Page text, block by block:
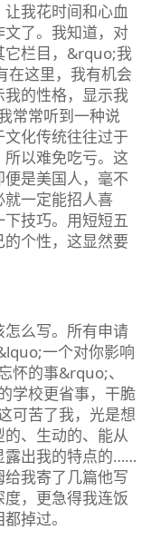
我花时间和心血
了。我知道，对
它栏目，&rquo;我
在这里，我有机会
的性格，显示我
常常听到一种说
化传统往往过于
以难免吃亏。这
是美国人，毫不
一定能招人喜
技巧。用短短五
个性，这显然要
么写。所有申请
一个对你影响
怀的事&rquo;、
学校更省事，干脆
可苦了我，光是想
、生动的、能从
露出我的特点的……
我寄了几篇他写
，更急得我连饭
掉过。